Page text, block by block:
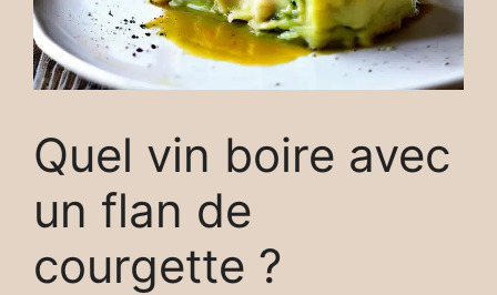
Quel vin boire avec
un flan de
courgette ?